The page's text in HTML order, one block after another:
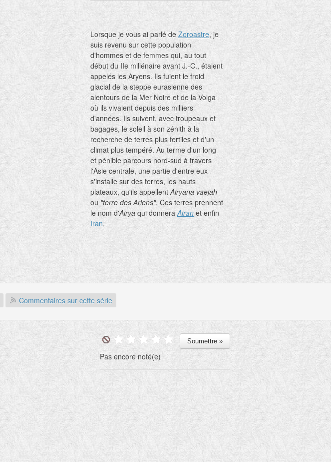
Lorsque je vous ai parlé de Zoroastre, je
suis revenu sur cette population
d'hommes et de femmes qui, au tout
début du IIe millénaire avant J.-C., étaient
appelés les Aryens. Ils fuient le froid
glacial de la steppe eurasienne des
alentours de la Mer Noire et de la Volga
où ils vivaient depuis des milliers
d'années. Ils suivent, avec troupeaux et
bagages, le soleil à son zénith à la
recherche de terres plus fertiles et d'un
climat plus tempéré. Au terme d'un long
et pénible parcours nord-sud à travers
l'Asie centrale, une partie d'entre eux
s'installe sur des terres, les hauts
plateaux, qu'ils appellentAiryana vaejah
ou "terre des Ariens". Ces terres prennent
le nom d'Airya qui donneraAiran et enfin
Iran.
Commentaires sur cette série
Pas encore noté(e)